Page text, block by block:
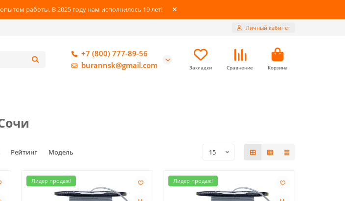
работы. В 2025 году нам исполнилось 19 лет!
Личный кабинет
+7 (800) 777-89-56
burannsk@gmail.com
Закладки Сравнение Корзина
Рейтинг Модель
Лидер продаж! Лидер продаж!